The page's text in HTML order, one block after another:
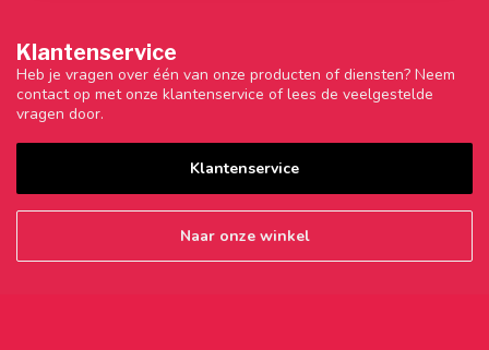
Klantenservice
Heb je vragen over één van onze producten of diensten? Neem
contact op met onze klantenservice of lees de veelgestelde
vragen door.
Klantenservice
Naar onze winkel